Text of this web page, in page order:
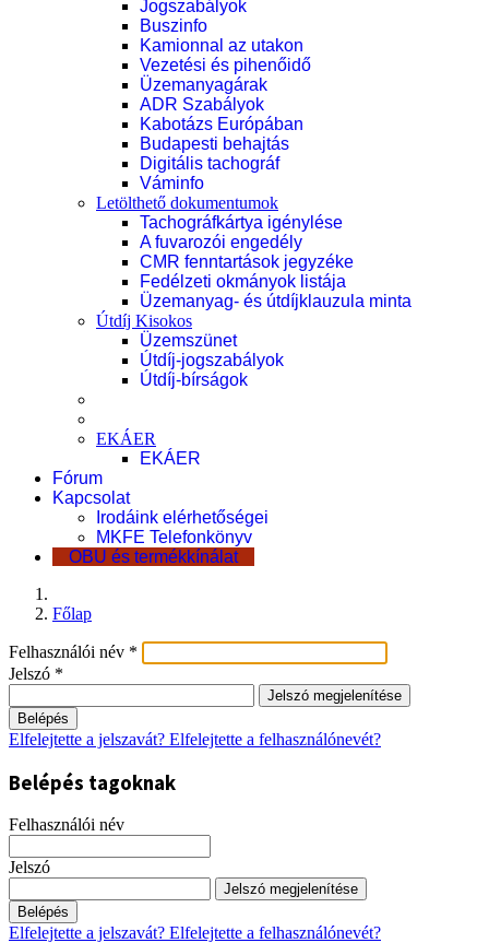
Jogszabályok
Buszinfo
Kamionnal az utakon
Vezetési és pihenőidő
Üzemanyagárak
ADR Szabályok
Kabotázs Európában
Budapesti behajtás
Digitális tachográf
Váminfo
Letölthető dokumentumok
Tachográfkártya igénylése
A fuvarozói engedély
CMR fenntartások jegyzéke
Fedélzeti okmányok listája
Üzemanyag- és útdíjklauzula minta
Útdíj Kisokos
Üzemszünet
Útdíj-jogszabályok
Útdíj-bírságok
EKÁER
EKÁER
Fórum
Kapcsolat
Irodáink elérhetőségei
MKFE Telefonkönyv
OBU és termékkínálat
Főlap
Felhasználói név *
Jelszó *
Jelszó megjelenítése
Belépés
Elfelejtette a jelszavát? Elfelejtette a felhasználónevét?
Belépés tagoknak
Felhasználói név
Jelszó
Jelszó megjelenítése
Belépés
Elfelejtette a jelszavát? Elfelejtette a felhasználónevét?